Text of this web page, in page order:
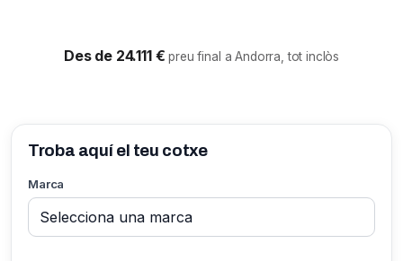
Des de 24.111 €preu final a Andorra, tot inclòs
Troba aquí el teu cotxe
Marca